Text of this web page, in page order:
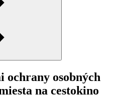
ochrany osobných
na cestokino